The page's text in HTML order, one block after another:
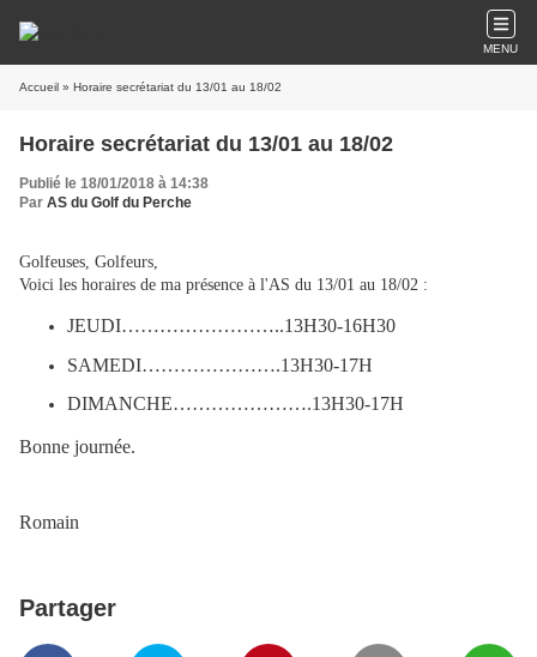
MENU
Accueil » Horaire secrétariat du 13/01 au 18/02
Horaire secrétariat du 13/01 au 18/02
Publié le 18/01/2018 à 14:38
Par AS du Golf du Perche
Golfeuses, Golfeurs,
Voici les horaires de ma présence à l'AS du 13/01 au 18/02 :
JEUDI……………………..13H30-16H30
SAMEDI………………….13H30-17H
DIMANCHE………………….13H30-17H
Bonne journée.
Romain
Partager